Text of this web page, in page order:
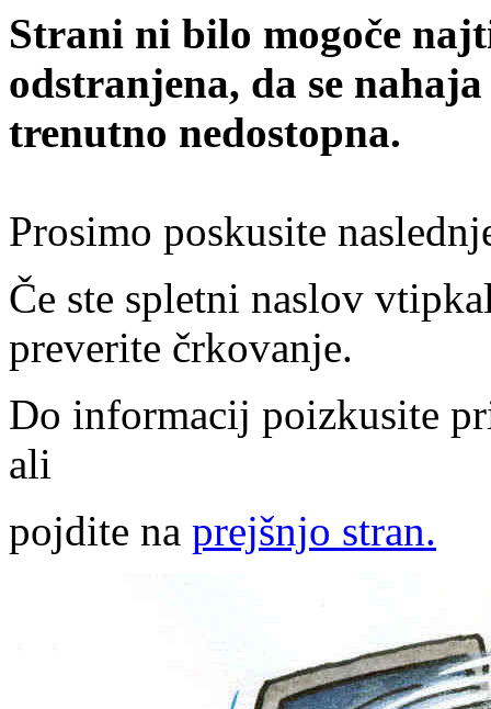
Strani ni bilo mogoče
odstranjena, da se
trenutno nedostopna.
Prosimo poskusite
Če ste spletni naslov
preverite črkovanje.
Do informacij poizkusite
ali
pojdite na prejšnjo stran.